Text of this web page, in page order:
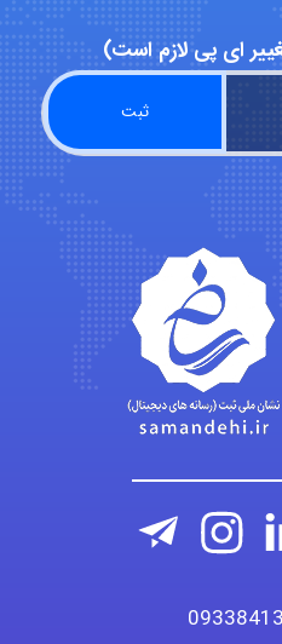
hosein abdolvand
Kati
emami
ehtesham
ای پی لازم است)